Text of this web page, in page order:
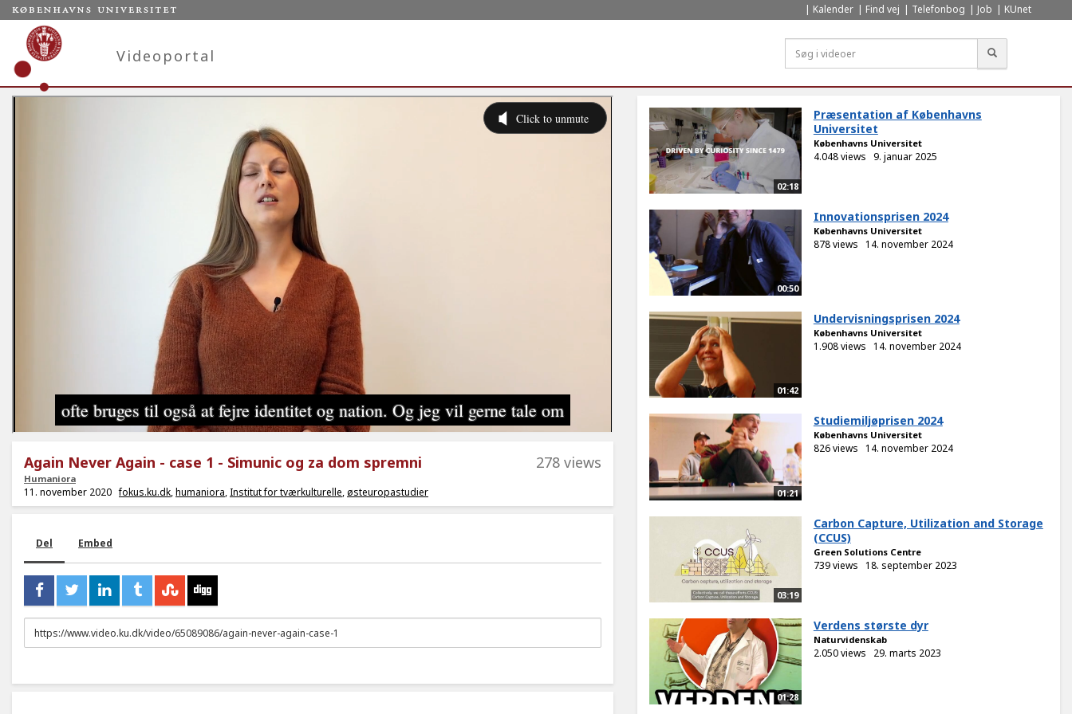
Kalender Find vej Telefonbog Job KUnet
Videoportal
Again Never Again - case 1 - Simunic og za dom spremni
Humaniora
278 views
11. november 2020 fokus.ku.dk,humaniora,Institut for tværkulturelle,østeuropastudier
Del Embed
URL
to
02:18
Præsentation af Københavns
Universitet
Københavns Universitet
4.048 views 9. januar 2025
00:50
Innovationsprisen 2024
Københavns Universitet
878 views 14. november 2024
01:42
Undervisningsprisen 2024
Københavns Universitet
1.908 views 14. november 2024
01:21
Studiemiljøprisen 2024
Københavns Universitet
826 views 14. november 2024
03:19
Carbon Capture, Utilization and Storage
(CCUS)
Green Solutions Centre
739 views 18. september 2023
01:28
Verdens største dyr
Naturvidenskab
2.050 views 29. marts 2023